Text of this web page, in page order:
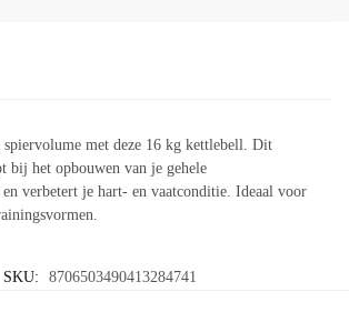
met deze 16 kg kettlebell. Dit
bij het opbouwen van je gehele
verbetert je hart- en vaatconditie. Ideaal voor
SKU: 8706503490413284741